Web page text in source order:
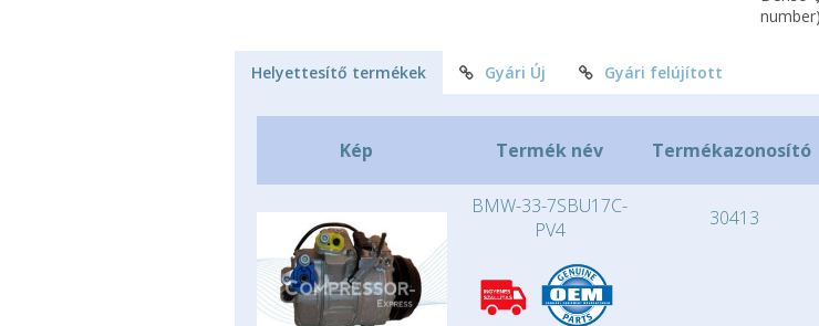
number)
Helyettesítő termékek Gyári Új Gyári felújított
Kép Termék név Termékazonosító
BMW-33-7SBU17C-
PV4
30413